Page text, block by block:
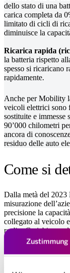
Zustimmung
dello stato di una
carica completa da
limitato di cicli di
diminuisce la
Ricarica rapida
la batteria rispetto
spesso si ricaricano
rapidamente.
Anche per Mobility
veicoli elettrici sono
sostituite e immesse
90’000 chilometri
ancora di
residuo delle auto
Come si
Dalla metà del
misurazione
precisione la
collegato al veicolo
reali. «Carichiamo
Meier. «Misuriamo
quantità viene
un valore per ogni